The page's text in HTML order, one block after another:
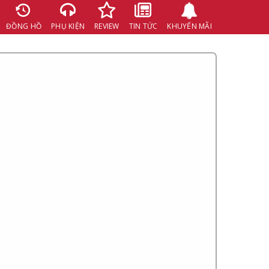
ĐỒNG HỒ PHỤ KIỆN REVIEW TIN TỨC KHUYẾN MÃI